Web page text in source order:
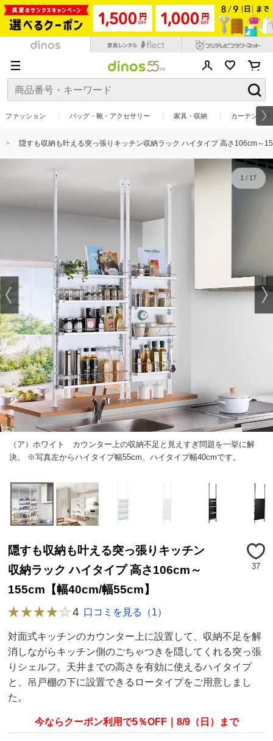
ファッション バッグ・靴・アクセサリー 家具・収納 カーテン・
隠すも収納も叶える突っ張りキッチン収納ラック ハイタイプ 高さ106cm～
（ア）ホワイト カウンター上の収納不足と見えすぎ問題を一挙に解
決。 ※写真左からハイタイプ幅55cm、ハイタイプ幅40cmです。
1/ 17
隠すも収納も叶える突っ張りキッチン
収納ラック ハイタイプ 高さ106cm～
155cm【幅40cm/幅55cm】
37
4 口コミを見る（1）
対面式キッチンのカウンター上に設置して、収納不足を解
消しながらキッチン側のごちゃつきを隠してくれる突っ張
りシェルフ。天井までの高さを有効に使えるハイタイプ
と、吊戸棚の下に設置できるロータイプをご用意しまし
た。
今ならクーポン利用で5％OFF｜8/9（日）まで